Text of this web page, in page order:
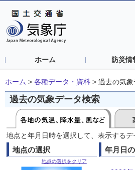
ホーム 防災情
ホーム > 各種データ・資料 > 過去の気
過去の気象データ検索
地点と年月日時を選択して、表示する
地点の選択
地点の選択をクリア
年月日